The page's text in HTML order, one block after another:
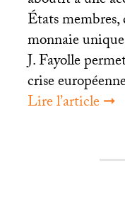
États
monnaie
J. Fayolle
crise
Lire l’article ➞